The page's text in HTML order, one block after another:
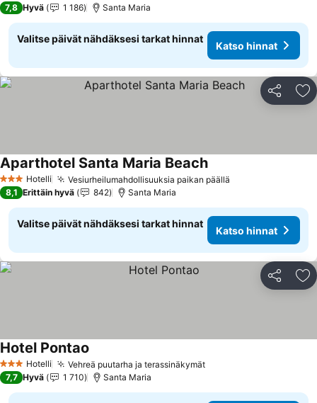
7,8 Hyvä 1 186 Santa Maria
Valitse päivät nähdäksesi tarkat hinnat
Katso hinnat
Jaa
3 Tähtiluokitus
Hotelli Vesiurheilumahdollisuuksia paikan päällä
Aparthotel Santa Maria Beach
8,1 Erittäin hyvä 842 Santa Maria
Valitse päivät nähdäksesi tarkat hinnat
Katso hinnat
Jaa
3 Tähtiluokitus
Hotelli Vehreä puutarha ja terassinäkymät
Hotel Pontao
7,7 Hyvä 1 710 Santa Maria